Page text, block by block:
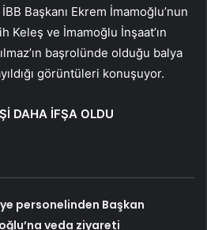
Başkanı Ekrem İmamoğlu’nun
Keleş ve İmamoğlu İnşaat’ın
başrolünde olduğu balya
görüntüleri konuşuyor.
DAHA İFŞA OLDU
personelinden Başkan
veda ziyareti